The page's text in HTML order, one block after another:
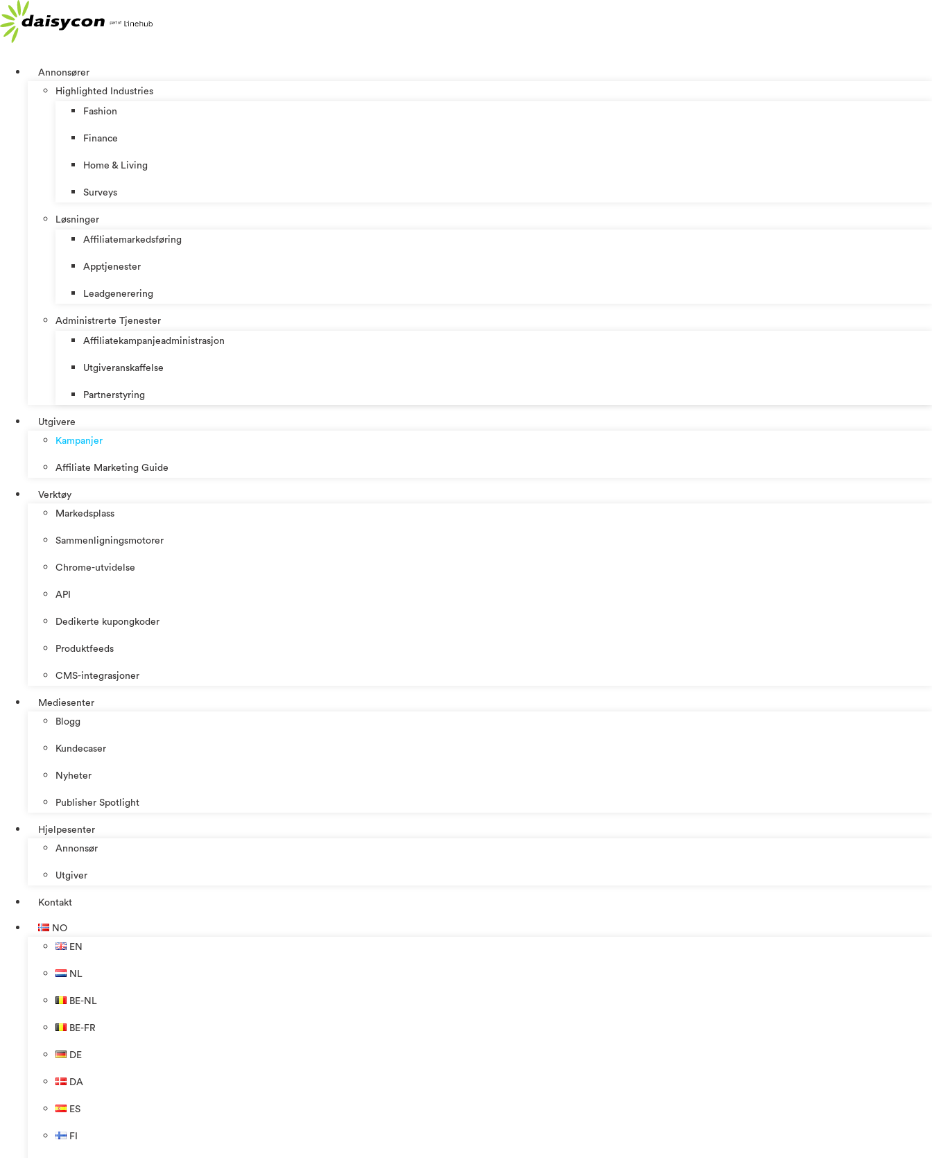
Skip
to
content
Annonsører
Highlighted Industries
Fashion
Finance
Home & Living
Surveys
Løsninger
Affiliatemarkedsføring
Apptjenester
Leadgenerering
Administrerte Tjenester
Affiliatekampanjeadministrasjon
Utgiveranskaffelse
Partnerstyring
Utgivere
Kampanjer
Affiliate Marketing Guide
Verktøy
Markedsplass
Sammenligningsmotorer
Chrome-utvidelse
API
Dedikerte kupongkoder
Produktfeeds
CMS-integrasjoner
Mediesenter
Blogg
Kundecaser
Nyheter
Publisher Spotlight
Hjelpesenter
Annonsør
Utgiver
Kontakt
NO
EN
NL
BE-NL
BE-FR
DE
DA
ES
FI